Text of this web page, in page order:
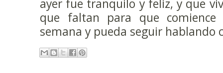
ayer fue tranquilo y feliz, y que
que faltan para que
semana y pueda seguir hablando